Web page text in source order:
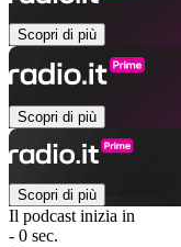
Scopri di più
Scopri di più
Scopri di più
Il podcast inizia in
- 0 sec.